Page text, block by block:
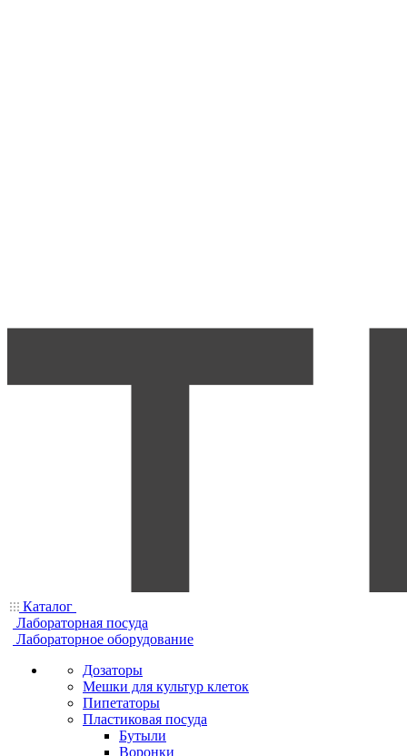
Каталог
Лабораторная посуда
Лабораторное оборудование
Дозаторы
Мешки для культур клеток
Пипетаторы
Пластиковая посуда
Бутыли
Воронки